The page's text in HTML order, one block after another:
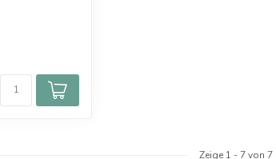
Zeige 1 -7von 7